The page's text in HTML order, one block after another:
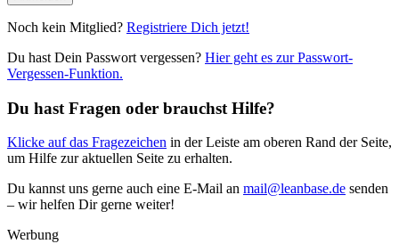
Noch kein Mitglied? Registriere Dich jetzt!
Du hast Dein Passwort vergessen? Hier geht es zur Passwort-
Vergessen-Funktion.
Du hast Fragen oder brauchst Hilfe?
Klicke auf das Fragezeichen in der Leiste am oberen Rand der Seite,
um Hilfe zur aktuellen Seite zu erhalten.
Du kannst uns gerne auch eine E-Mail an mail@leanbase.de senden
– wir helfen Dir gerne weiter!
Werbung